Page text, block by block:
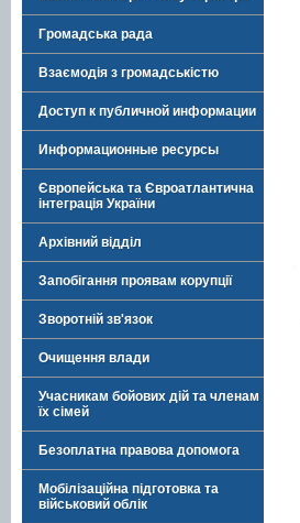
Громадська рада
Взаємодія з громадськістю
Доступ к публичной информации
Информационные ресурсы
Європейська та Євроатлантична
інтеграція України
Архівний відділ
Запобігання проявам корупції
Зворотній зв'язок
Очищення влади
Учасникам бойових дій та членам
їх сімей
Безоплатна правова допомога
Мобілізаційна підготовка та
військовий облік